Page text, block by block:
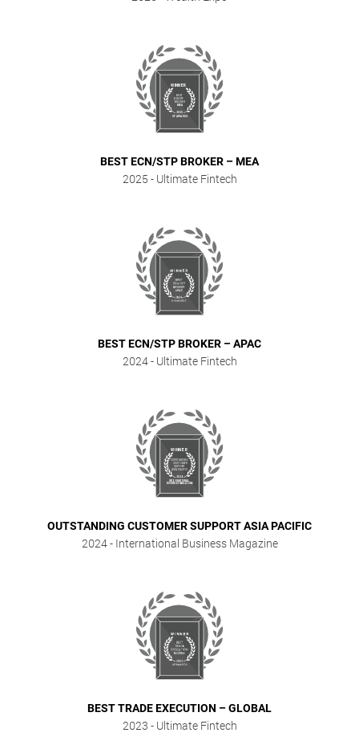
BEST ECN/STP BROKER – MEA
2025 - Ultimate Fintech
BEST ECN/STP BROKER – APAC
2024- Ultimate Fintech
OUTSTANDING CUSTOMER SUPPORT ASIA PACIFIC
2024- International Business Magazine
BEST TRADE EXECUTION – GLOBAL
2023 - Ultimate Fintech